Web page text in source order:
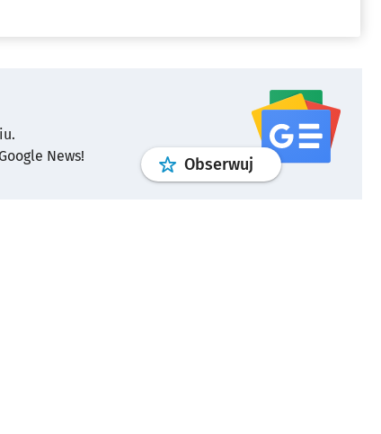
News!
Obserwuj profilgoogle news